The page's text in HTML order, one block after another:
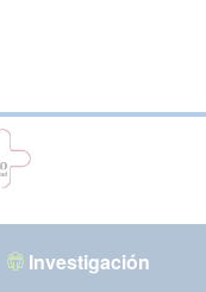
Investigación